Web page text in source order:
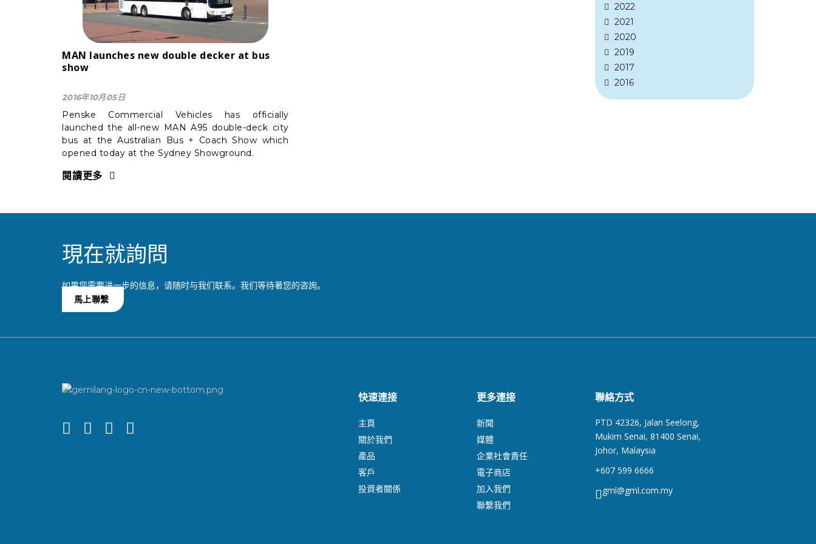
MAN launches new double decker at bus
show
2016年10月05日
Penske Commercial Vehicles has officially
launched the all-new MAN A95 double-deck city
bus at the Australian Bus + Coach Show which
opened today at the Sydney Showground.
閱讀更多
2022
2021
2020
2019
2017
2016
現在就詢問
如果您需要进一步的信息，请随时与我们联系。我们等待著您的咨詢。
馬上聯繫
快速連接
主頁
關於我們
產品
客戶
投資者關係
更多連接
新聞
媒體
企業社會責任
電子商店
加入我們
聯繫我們
聯絡方式
PTD 42326, Jalan Seelong,
Mukim Senai, 81400 Senai,
Johor, Malaysia
+607 599 6666
gml@gml.com.my